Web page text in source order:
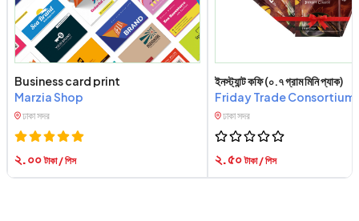
Business card print
Marzia Shop
ঢাকা সদর
২.০০টাকা / পিস
ইনস্ট্যান্ট কফি (০.৭ গ্রাম মিনি প্যাক)
Friday Trade Consortium
ঢাকা সদর
২.৫০টাকা / পিস